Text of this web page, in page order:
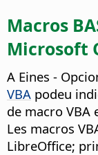
Macros
Microsoft
A Eines -
VBA podeu
de macro VBA
Les macros
LibreOffice;